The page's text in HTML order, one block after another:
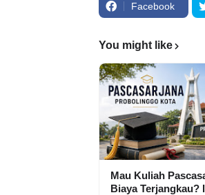
Facebook
You might like
Mau Kuliah
Biaya Terjangkau?